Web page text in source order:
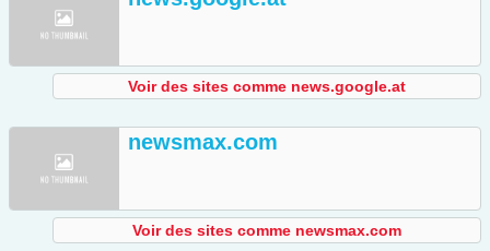
Voir des sites comme news.google.at
newsmax.com
Voir des sites comme newsmax.com